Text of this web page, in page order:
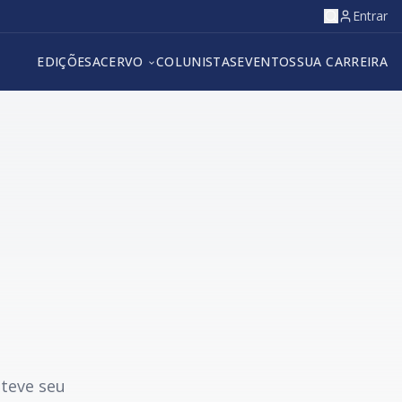
Entrar
EDIÇÕESACERVO COLUNISTASEVENTOSSUA CARREIRA
seu